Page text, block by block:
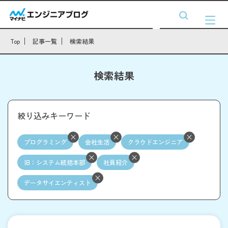
Top 記事一覧 検索結果
検索結果
絞り込みキーワード
プログラミング 会社生活 クラウドエンジニア
旧：システム統括本部 社員紹介
データサイエンティスト